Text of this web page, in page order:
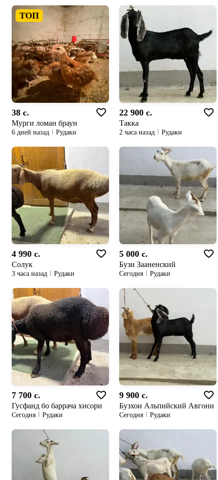
ТОП
38 c.
Мурги ломан браун
6 дней назад Рудаки
22 900 c.
Такка
2 часа назад Рудаки
4 990 c.
Солук
3 часа назад Рудаки
5 000 c.
Бузи Зааненский
Сегодня Рудаки
7 700 c.
Гусфанд бо баррача хисори
Сегодня Рудаки
9 900 c.
Бузхои Альпийский Авгони
Сегодня Рудаки